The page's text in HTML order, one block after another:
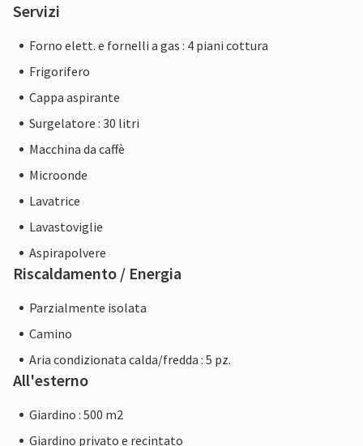
Servizi
Forno elett. e fornelli a gas : 4 piani cottura
Frigorifero
Cappa aspirante
Surgelatore : 30 litri
Macchina da caffè
Microonde
Lavatrice
Lavastoviglie
Aspirapolvere
Riscaldamento / Energia
Parzialmente isolata
Camino
Aria condizionata calda/fredda : 5 pz.
All'esterno
Giardino : 500 m2
Giardino privato e recintato